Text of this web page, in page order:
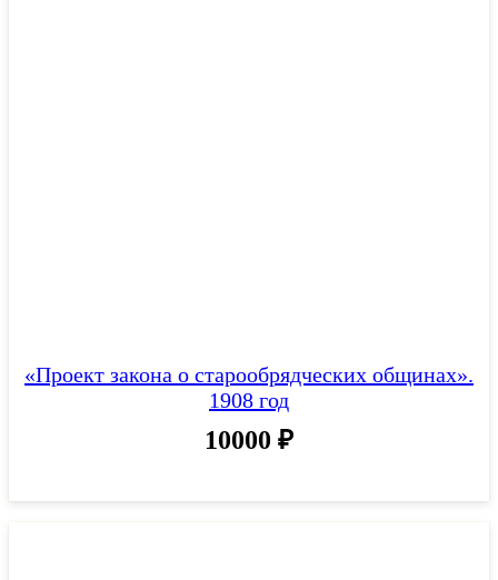
«Проект закона о старообрядческих общинах».
1908 год
10000 ₽